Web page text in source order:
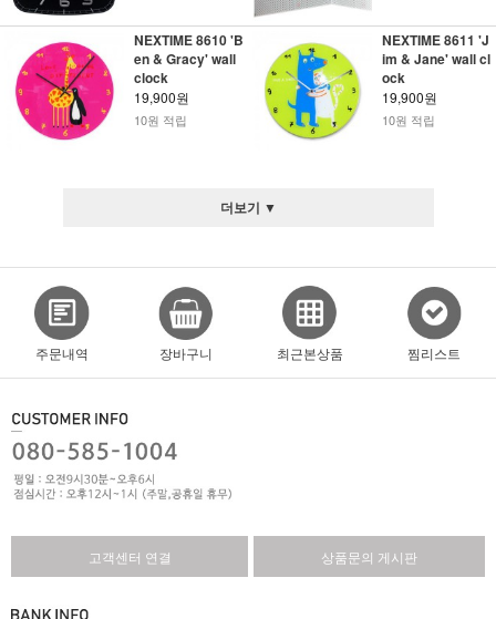
NEXTIME 8610 'B
en & Gracy' wall
clock
19,900원
10원 적립
NEXTIME 8611 'J
im & Jane' wall cl
ock
19,900원
10원 적립
더보기 ▼
주문내역 장바구니 최근본상품 찜리스트
고객센터 연결 상품문의 게시판